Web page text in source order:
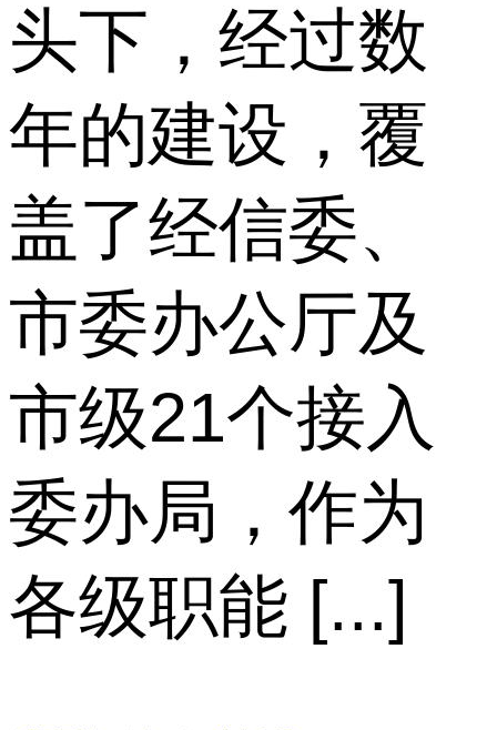
头下，经过数
年的建设，覆
盖了经信委、
市委办公厅及
市级21个接入
委办局，作为
各级职能 [...]